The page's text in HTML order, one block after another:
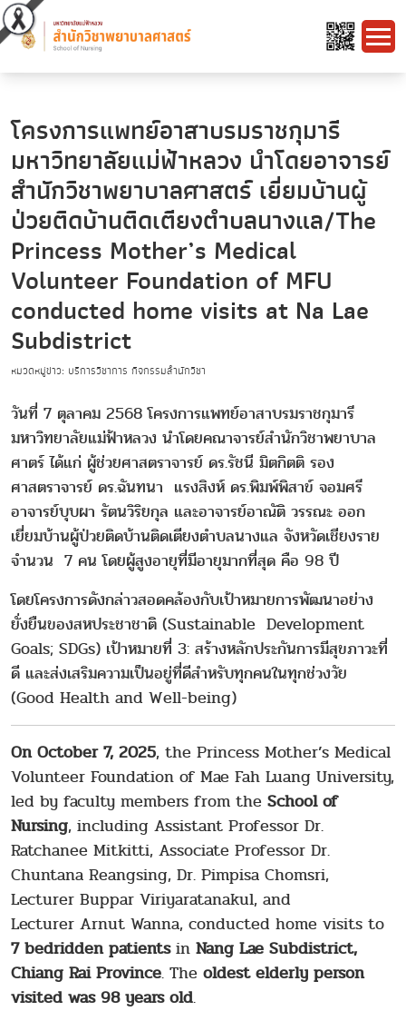
โครงการแพทย์อาสาบรมราชกุมารี
มหาวิทยาลัยแม่ฟ้าหลวง นำโดยอาจารย์
สำนักวิชาพยาบาลศาสตร์ เยี่ยมบ้านผู้
ป่วยติดบ้านติดเตียงตำบลนางแล/The
Princess Mother’s Medical
Volunteer Foundation of MFU
conducted home visits at Na Lae
Subdistrict
หมวดหมู่ข่าว: บริการวิชาการ กิจกรรมสำนักวิชา
วันที่ 7 ตุลาคม 2568 โครงการแพทย์อาสาบรมราชกุมารี
มหาวิทยาลัยแม่ฟ้าหลวง นำโดยคณาจารย์สำนักวิชาพยาบาล
ศาตร์ ได้แก่ ผู้ช่วยศาสตราจารย์ ดร.รัชนี มิตกิตติ รอง
ศาสตราจารย์ ดร.ฉันทนา แรงสิงห์ ดร.พิมพ์พิสาข์ จอมศรี
อาจารย์บุบผา รัตนวิริยกุล และอาจารย์อาณัติ วรรณะ ออก
เยี่ยมบ้านผู้ป่วยติดบ้านติดเตียงตำบลนางแล จังหวัดเชียงราย
จำนวน 7 คน โดยผู้สูงอายุที่มีอายุมากที่สุด คือ 98 ปี
โดยโครงการดังกล่าวสอดคล้องกับเป้าหมายการพัฒนาอย่าง
ยั่งยืนของสหประชาชาติ (Sustainable Development
Goals; SDGs) เป้าหมายที่ 3: สร้างหลักประกันการมีสุขภาวะที่
ดี และส่งเสริมความเป็นอยู่ที่ดีสำหรับทุกคนในทุกช่วงวัย
(Good Health and Well-being)
On October 7, 2025, the Princess Mother’s Medical
Volunteer Foundation of Mae Fah Luang University,
led by faculty members from the School of
Nursing, including Assistant Professor Dr.
Ratchanee Mitkitti, Associate Professor Dr.
Chuntana Reangsing, Dr. Pimpisa Chomsri,
Lecturer Buppar Viriyaratanakul, and
Lecturer Arnut Wanna, conducted home visits to
7 bedridden patientsin Nang Lae Subdistrict,
Chiang Rai Province. The oldest elderly person
visited was 98 years old.